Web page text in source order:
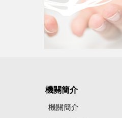
機關簡介
機關簡介